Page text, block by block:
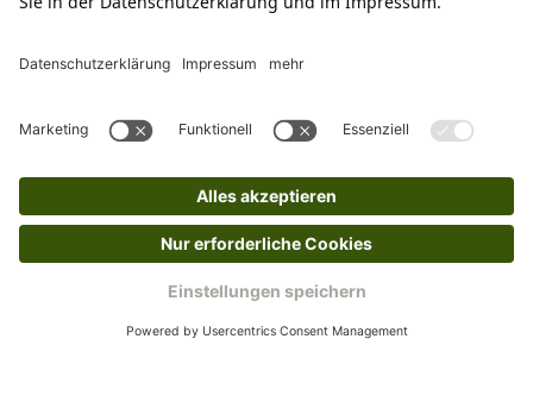
WhatsApp Support
Tritt unserem Newsletter bei
Mehr von uns
Barrierefreiheitserklärung Impressum AGB
Datenschutz